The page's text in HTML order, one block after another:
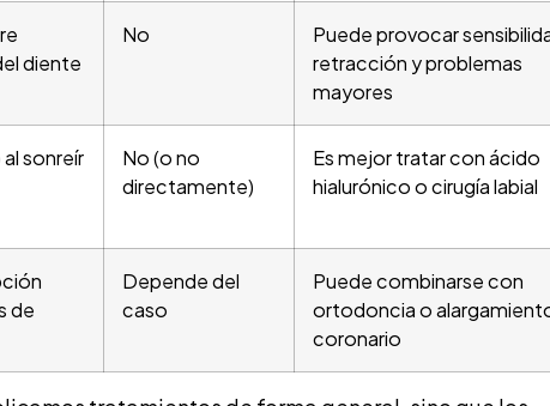
diente
No
Puede provocar
retracción y problemas
mayores
sonreír
No (o no
directamente)
Es mejor tratar con ácido
hialurónico o cirugía labial
de
Depende del
caso
Puede combinarse con
ortodoncia o
coronario